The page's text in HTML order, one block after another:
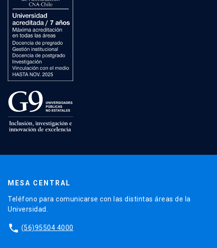
MESA CENTRAL
Teléfono para comunicarse con las distintas áreas de la
Universidad.
phone (56)95504 4000